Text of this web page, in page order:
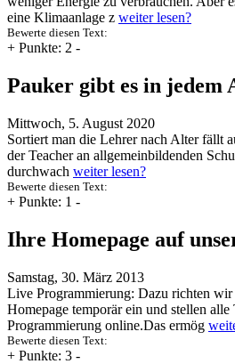
eine Klimaanlage z weiter lesen?
Bewerte diesen Text:
+ Punkte: 2 -
Pauker gibt es in jedem
Mittwoch, 5. August 2020
Sortiert man die Lehrer nach Alter fällt
der Teacher an allgemeinbildenden
durchwach weiter lesen?
Bewerte diesen Text:
+ Punkte: 1 -
Ihre Homepage auf
Samstag, 30. März 2013
Live Programmierung: Dazu richten wir
Homepage temporär ein und stellen
Programmierung online.Das ermög
Bewerte diesen Text:
+ Punkte: 3 -